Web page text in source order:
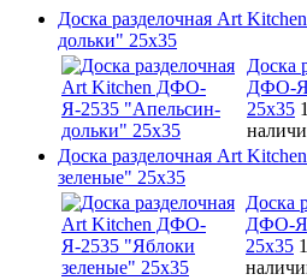
Доска разделочная Art
дольки" 25х35
Доска
ДФО-
25х35
Доска разделочная Art
зеленые" 25х35
Доска
ДФО-Я-
25х35